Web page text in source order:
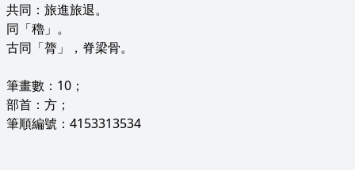
共同：旅進旅退。
同「穭」。
古同「膂」，脊梁骨。
筆畫數：10；
部首：方；
筆順編號：4153313534